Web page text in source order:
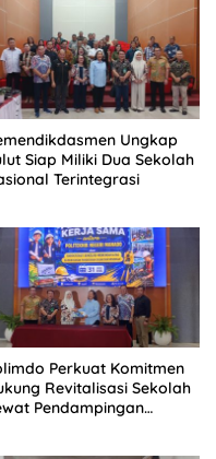
Ungkap
Siap Miliki Dua Sekolah
Terintegrasi
Perkuat Komitmen
Revitalisasi Sekolah
Pendampingan